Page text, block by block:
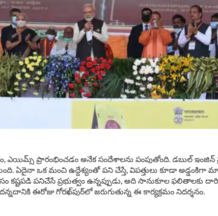
ఎయిమ్స్ ప్రారంభించడం అనేక సందేశాలను పంపుతోంది. డబుల్ ఇంజిన్
ఏదైనా ఒక మంచి ఉద్దేశ్యంతో పని చేస్తే, విపత్తులు కూడా
కష్టపడి పనిచేసే ప్రభుత్వం ఉన్నప్పుడు, అది సానుకూల ఫలితాలకు
ఈరోజు గోరఖ్‌పుర్‌లో జరుగుతున్న ఈ కార్యక్రమం నిదర్శనం.